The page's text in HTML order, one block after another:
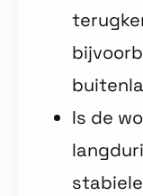
Is de